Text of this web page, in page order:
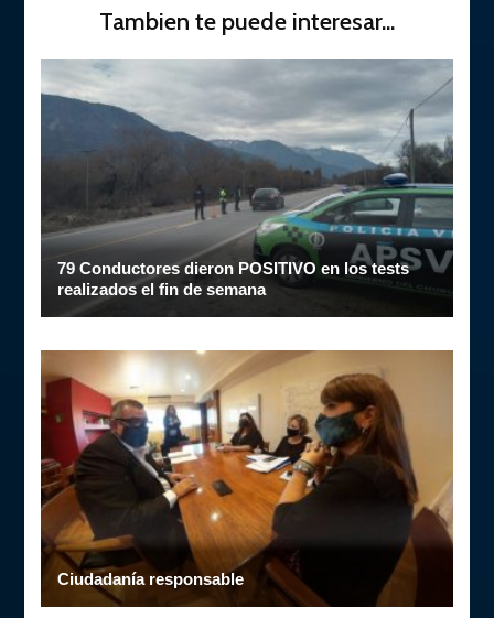
Tambien te puede interesar...
79 Conductores dieron POSITIVO en los tests
realizados el fin de semana
Ciudadanía responsable